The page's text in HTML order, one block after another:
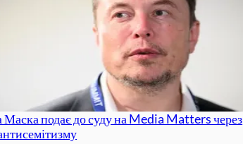
Маска подає до суду на Media Matters через